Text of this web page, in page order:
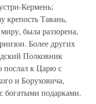
Кермень;
крепость Тавань,
была раззорена,
Более других
Полковник
послал к Царю с
и Боруховича,
богатыми подарками.